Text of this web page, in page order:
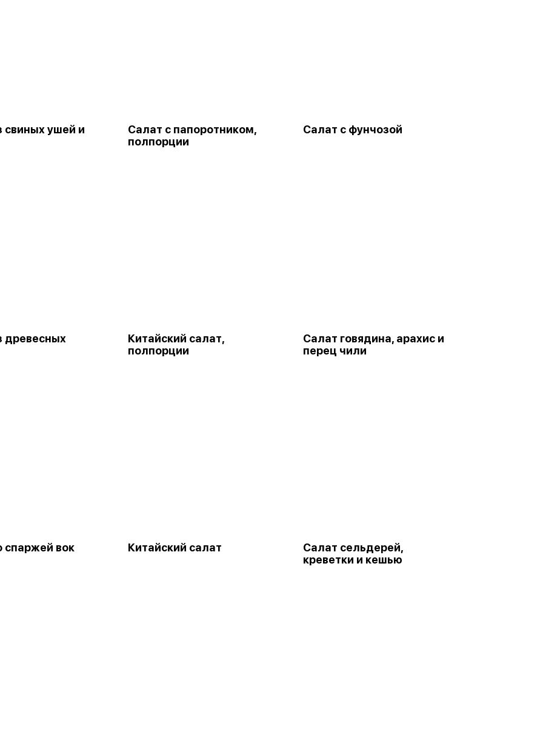
свиных ушей и
Салат с папоротником,
полпорции
Салат с фунчозой
древесных
Китайский салат,
полпорции
Салат говядина, арахис и
перец чили
спаржей вок Китайский салат
Салат сельдерей,
креветки и кешью